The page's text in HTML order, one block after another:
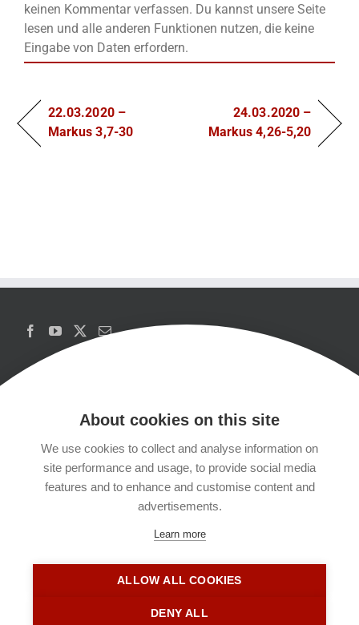
keinen Kommentar verfassen. Du kannst unsere Seite
lesen und alle anderen Funktionen nutzen, die keine
Eingabe von Daten erfordern.
22.03.2020 –
Markus 3,7-30
24.03.2020 –
Markus 4,26-5,20
Copyrights
Datenschutzerklärung
Kontakt
About cookies on this site
We use cookies to collect and analyse information on
site performance and usage, to provide social media
features and to enhance and customise content and
advertisements.
Learn more
ALLOW ALL COOKIES
DENY ALL